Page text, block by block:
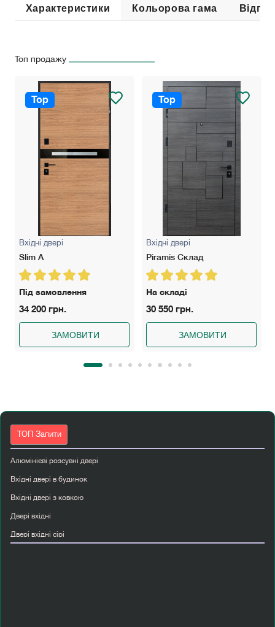
Характеристики Кольорова гама
Топ продажу
Top
Вхідні двері
Slim A
Під замовлення
34 200 грн.
ЗАМОВИТИ
Top
Вхідні двері
Piramis Склад
На складі
30 550 грн.
ЗАМОВИТИ
ТОП Запити
Алюмінієві розсувні двері
Вхідні двері в будинок
Вхідні двері з ковкою
Двері вхідні
Двері вхідні сірі